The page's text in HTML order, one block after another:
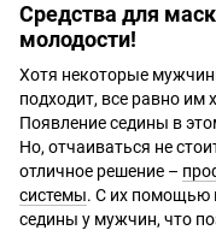
Средства для
молодости!
Хотя некоторые
подходит, все равно им
Появление седины в
Но, отчаиваться не
отличное решение –
системы. С их помощью
седины у мужчин, что